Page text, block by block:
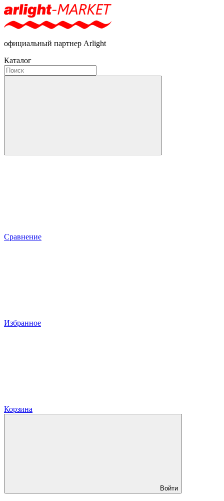
официальный партнер Arlight
Каталог
Сравнение
Избранное
Корзина
Войти